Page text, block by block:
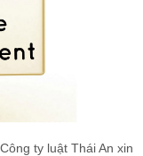
ty luật Thái An xin